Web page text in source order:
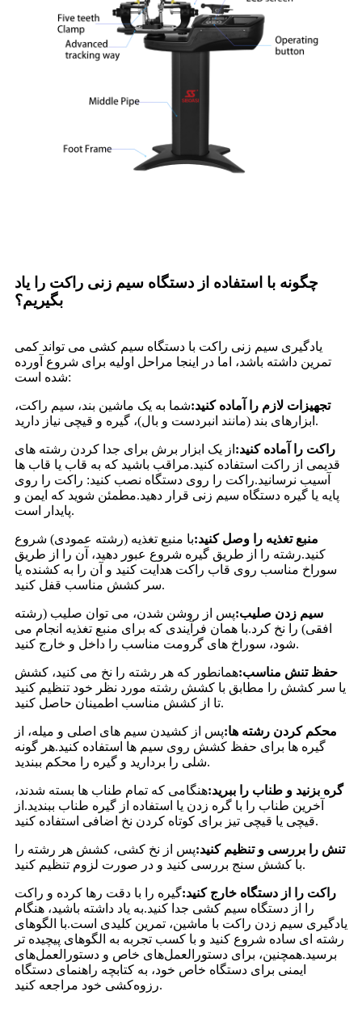
چگونه با استفاده از دستگاه سیم زنی راکت را یاد
بگیریم؟
یادگیری سیم زنی راکت با دستگاه سیم کشی می تواند کمی
تمرین داشته باشد، اما در اینجا مراحل اولیه برای شروع آورده
شده است:
تجهیزات لازم را آماده کنید:شما به یک ماشین بند، سیم راکت،
ابزارهای بند (مانند انبردست و بال)، گیره و قیچی نیاز دارید.
راکت را آماده کنید: از یک ابزار برش برای جدا کردن رشته های
قدیمی از راکت استفاده کنید.مراقب باشید که به قاب یا قاب ها
آسیب نرسانید.راکت را روی دستگاه نصب کنید: راکت را روی
پایه یا گیره دستگاه سیم زنی قرار دهید.مطمئن شوید که ایمن و
پایدار است.
منبع تغذیه را وصل کنید:با منبع تغذیه (رشته عمودی) شروع
کنید.رشته را از طریق گیره شروع عبور دهید، آن را از طریق
سوراخ مناسب روی قاب راکت هدایت کنید و آن را به کشنده یا
سر کشش مناسب قفل کنید.
سیم زدن صلیب:پس از روشن شدن، می توان صلیب (رشته
افقی) را نخ کرد.با همان فرآیندی که برای منبع تغذیه انجام می
شود، سوراخ های گرومت مناسب را داخل و خارج کنید.
حفظ تنش مناسب:همانطور که هر رشته را نخ می کنید، کشش
یا سر کشش را مطابق با کشش رشته مورد نظر خود تنظیم کنید
تا از کشش مناسب اطمینان حاصل کنید.
محکم کردن رشته ها:پس از کشیدن سیم های اصلی و میله، از
گیره ها برای حفظ کشش روی سیم ها استفاده کنید.هر گونه
شلی را بردارید و گیره را محکم ببندید.
گره بزنید و طناب را ببرید:هنگامی که تمام طناب ها بسته شدند،
آخرین طناب را با گره زدن یا استفاده از گیره طناب ببندید.از
قیچی یا قیچی تیز برای کوتاه کردن نخ اضافی استفاده کنید.
تنش را بررسی و تنظیم کنید:پس از نخ کشی، کشش هر رشته را
با کشش سنج بررسی کنید و در صورت لزوم تنظیم کنید.
راکت را از دستگاه خارج کنید:گیره را با دقت رها کرده و راکت
را از دستگاه سیم کشی جدا کنید.به یاد داشته باشید، هنگام
یادگیری سیم زدن راکت با ماشین، تمرین کلیدی است.با الگوهای
رشته ای ساده شروع کنید و با کسب تجربه به الگوهای پیچیده تر
برسید.همچنین، برای دستورالعمل‌های خاص و دستورالعمل‌های
ایمنی برای دستگاه خاص خود، به کتابچه راهنمای دستگاه
رزوه‌کشی خود مراجعه کنید.